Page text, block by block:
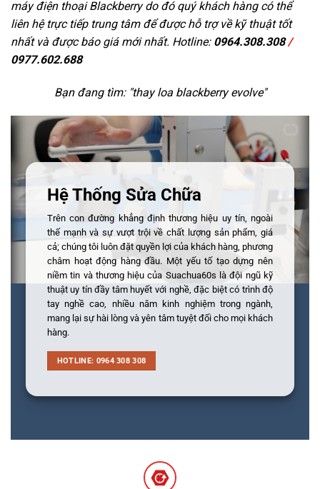
máy điện thoại Blackberry do đó quý khách hàng có thể
liên hệ trực tiếp trung tâm để được hỗ trợ về kỹ thuật tốt
nhất và được báo giá mới nhất. Hotline: 0964.308.308/
0977.602.688
Bạn đang tìm: "thay loa blackberry evolve"
Hệ Thống Sửa Chữa
Trên con đường khẳng định thương hiệu uy tín, ngoài
thế mạnh và sự vượt trội về chất lượng sản phẩm, giá
cả; chúng tôi luôn đặt quyền lợi của khách hàng, phương
châm hoạt động hàng đầu. Một yếu tố tạo dựng nên
niềm tin và thương hiệu của Suachua60s là đội ngũ kỹ
thuật uy tín đầy tâm huyết với nghề, đặc biệt có trình độ
tay nghề cao, nhiều năm kinh nghiệm trong ngành,
mang lại sự hài lòng và yên tâm tuyệt đối cho mọi khách
hàng.
HOTLINE: 0964 308 308